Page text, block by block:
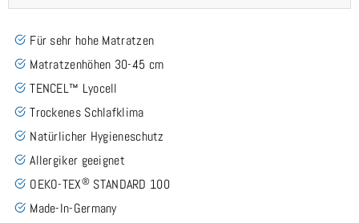
Für sehr hohe Matratzen
Matratzenhöhen 30-45 cm
TENCEL™ Lyocell
Trockenes Schlafklima
Natürlicher Hygieneschutz
Allergiker geeignet
OEKO-TEX® STANDARD 100
Made-In-Germany